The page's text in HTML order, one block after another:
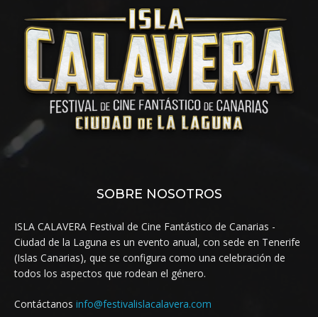
SOBRE NOSOTROS
ISLA CALAVERA Festival de Cine Fantástico de Canarias -
Ciudad de la Laguna es un evento anual, con sede en Tenerife
(Islas Canarias), que se configura como una celebración de
todos los aspectos que rodean el género.
Contáctanos info@festivalislacalavera.com